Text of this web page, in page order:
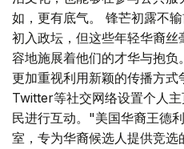
如，更有底气。 锋芒初露不
初入政坛，但这些年轻华裔
容地施展着他们的才华与抱
更加重视利用新颖的传播方式
Twitter等社交网络设置个人
民进行互动。"美国华裔王德
室，专为华裔候选人提供竞